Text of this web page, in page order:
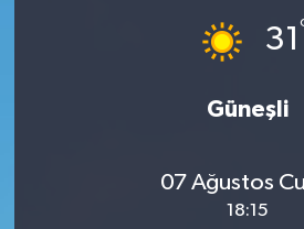
31
Güneşli
07 Ağustos
18:15